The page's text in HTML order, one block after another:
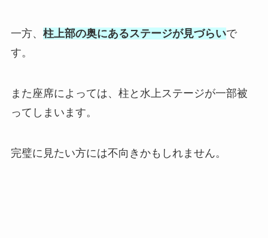
一方、 柱上部の奥にあるステージが見づらいで
す。
また座席によっては、柱と水上ステージが一部被
ってしまいます。
完璧に見たい方には不向きかもしれません。